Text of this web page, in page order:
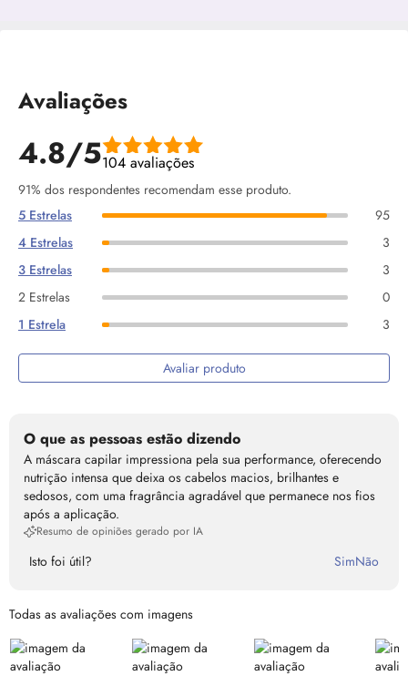
Avaliações
4.8/5104 avaliações
91% dos respondentes recomendam esse produto.
5 Estrelas
95
4 Estrelas
3
3 Estrelas
3
2 Estrelas
0
1 Estrela
3
Avaliar produto
O que as pessoas estão dizendo
A máscara capilar impressiona pela sua performance, oferecendo
nutrição intensa que deixa os cabelos macios, brilhantes e
sedosos, com uma fragrância agradável que permanece nos fios
após a aplicação.
Resumo de opiniões gerado por IA
Isto foi útil? SimNão
Todas as avaliações com imagens